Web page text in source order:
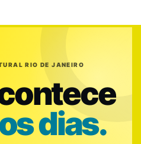
RIO DE JANEIRO
dias.